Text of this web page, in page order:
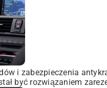
i zabezpieczenia
być rozwiązaniem